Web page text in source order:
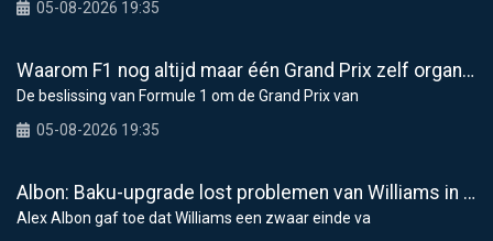
05-08-2026 19:35
Waarom F1 nog altijd maar één Grand Prix zelf organiseert
De beslissing van Formule 1 om de Grand Prix van
05-08-2026 19:35
Albon: Baku-upgrade lost problemen van Williams in F1 2026 niet op
Alex Albon gaf toe dat Williams een zwaar einde va